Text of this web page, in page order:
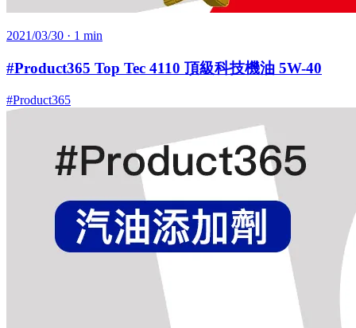
2021/03/30 · 1 min
#Product365 Top Tec 4110 頂級科技機油 5W-40
#Product365